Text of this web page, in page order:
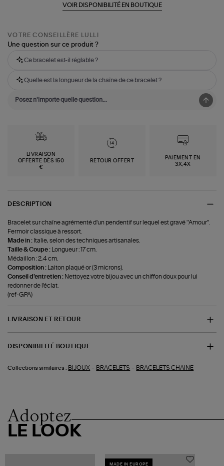
VOIR DISPONIBILITÉ EN BOUTIQUE
VOTRE CONSEILLÈRE LULLI
Une question sur ce produit ?
Ce bracelet est-il réglable ?
Quelle est la longueur de la chaîne de ce bracelet ?
LIVRAISON
OFFERTE DÈS 150
€
RETOUR OFFERT
PAIEMENT EN
3X,4X
DESCRIPTION
Bracelet sur chaîne agrémenté d'un pendentif sur lequel est gravé "Amour".
Fermoir classique à ressort.
Made in : Italie, selon des techniques artisanales.
Taille & Coupe :
Longueur : 17 cm.
Médaillon : 2,4 cm.
Composition :
Laiton plaqué or (3 microns).
Conseil d'entretien : Nettoyez votre bijou avec un chiffon doux pour lui
redonner de l'éclat.
(ref-GPA)
LIVRAISON ET RETOUR
DISPONIBILITÉ BOUTIQUE
Collections similaires : BIJOUX - BRACELETS - BRACELETS CHAINE
Adoptez
LE LOOK
MADE IN EUROPE